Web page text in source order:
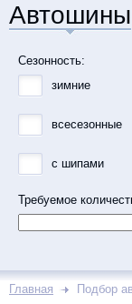
Автошины
Сезонность:
зимние
всесезонные
с шипами
Требуемое
Главная Подбор